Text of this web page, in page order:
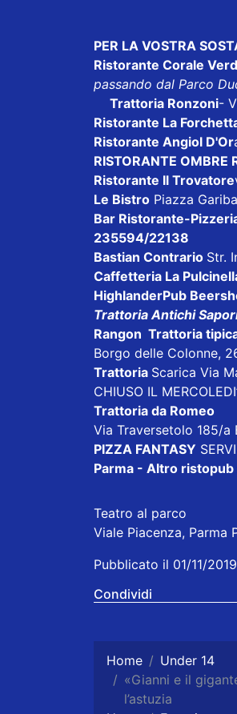
PER LA VOSTRA
Ristorante Corale
passando dal Parco
Trattoria Ronzoni-
Ristorante La
Ristorante Angiol D'Or
RISTORANTE OMBRE
Ristorante Il Trovatore
Le Bistro Piazza
Bar Ristorante-
235594/22138
Bastian Contrario Str.
Caffetteria La
HighlanderPub
Trattoria Antichi
Rangon Trattoria
Borgo delle Colonne,
Trattoria Scarica Via
CHIUSO IL
Trattoria da Romeo
Via Traversetolo 185/a
PIZZA FANTASY
Parma - Altro
Teatro al parco
Viale Piacenza, Parma
Pubblicato il 01/11/2019
Condividi
Home
Under 14
«Gianni e il
l’astuzia